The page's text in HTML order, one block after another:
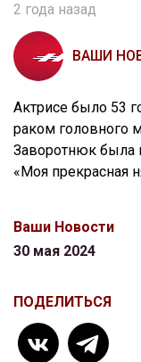
2 года назад
ВАШИ
Актрисе было 53
раком головного
Заворотнюк была
«Моя прекрасная
Ваши Новости
30 мая 2024
ПОДЕЛИТЬСЯ